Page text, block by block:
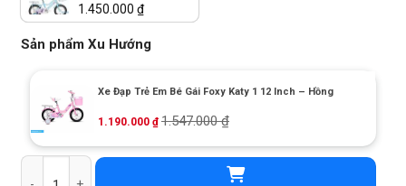
1.450.000 ₫
Sản phẩm Xu Hướng
Xe Đạp Trẻ Em Bé Gái Foxy Katy 1 12 Inch – Hồng
1.190.000 ₫ 1.547.000₫
Xe Đạp Trẻ Em Bé Gái Hector Luna 12 Inch số lượng